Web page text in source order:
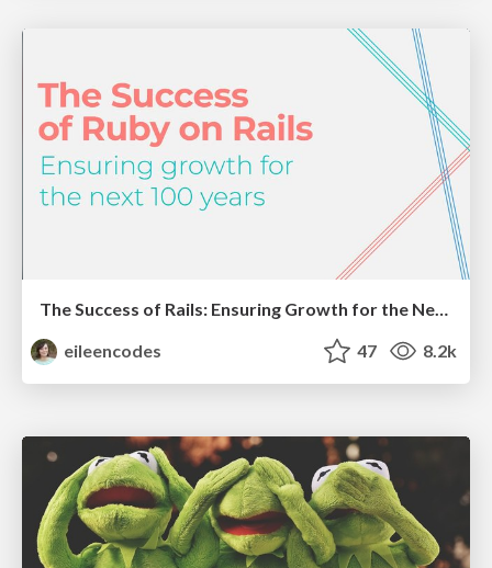
The Success of Rails: Ensuring Growth for the Next 100 Years
eileencodes
47 8.2k